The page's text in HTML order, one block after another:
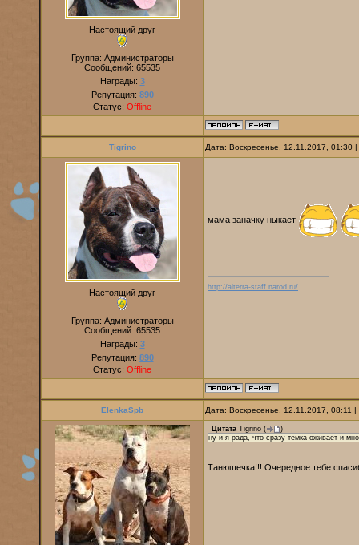
Настоящий друг
Группа: Администраторы
Сообщений: 65535
Награды: 3
Репутация: 890
Статус: Offline
Tigrino Дата: Воскресенье, 12.11.2017,
Настоящий друг
Группа: Администраторы
Сообщений: 65535
Награды: 3
Репутация: 890
Статус: Offline
мама заначку ныкает
http://alterra-staff.narod.ru/
ElenkaSpb Дата: Воскресенье, 12.11.2017,
Цитата Tigrino (
)
ну и я рада, что сразу темка оживает и
Танюшечка!!! Очередное тебе